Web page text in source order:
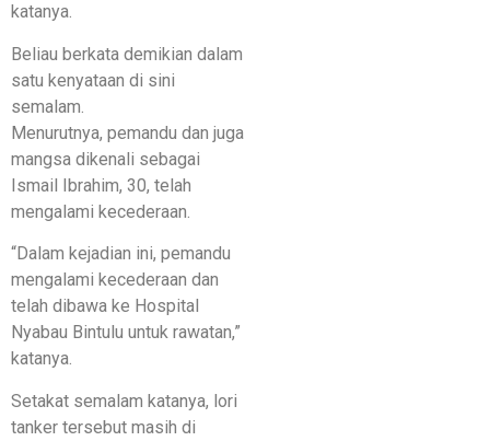
katanya.
Beliau berkata demikian dalam
satu kenyataan di sini
semalam.
Menurutnya, pemandu dan juga
mangsa dikenali sebagai
Ismail Ibrahim, 30, telah
mengalami kecederaan.
“Dalam kejadian ini, pemandu
mengalami kecederaan dan
telah dibawa ke Hospital
Nyabau Bintulu untuk rawatan,”
katanya.
Setakat semalam katanya, lori
tanker tersebut masih di